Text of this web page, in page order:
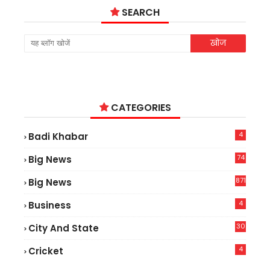
SEARCH
CATEGORIES
Badi Khabar 4
Big News
74
Big News 871
Business 4
City And State 30
Cricket 4